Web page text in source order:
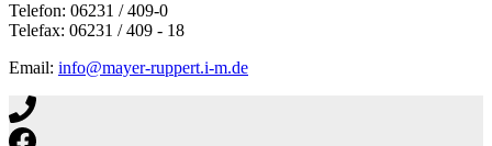
Telefon: 06231 / 409-0
Telefax: 06231 / 409 - 18
Email: info@mayer-ruppert.i-m.de